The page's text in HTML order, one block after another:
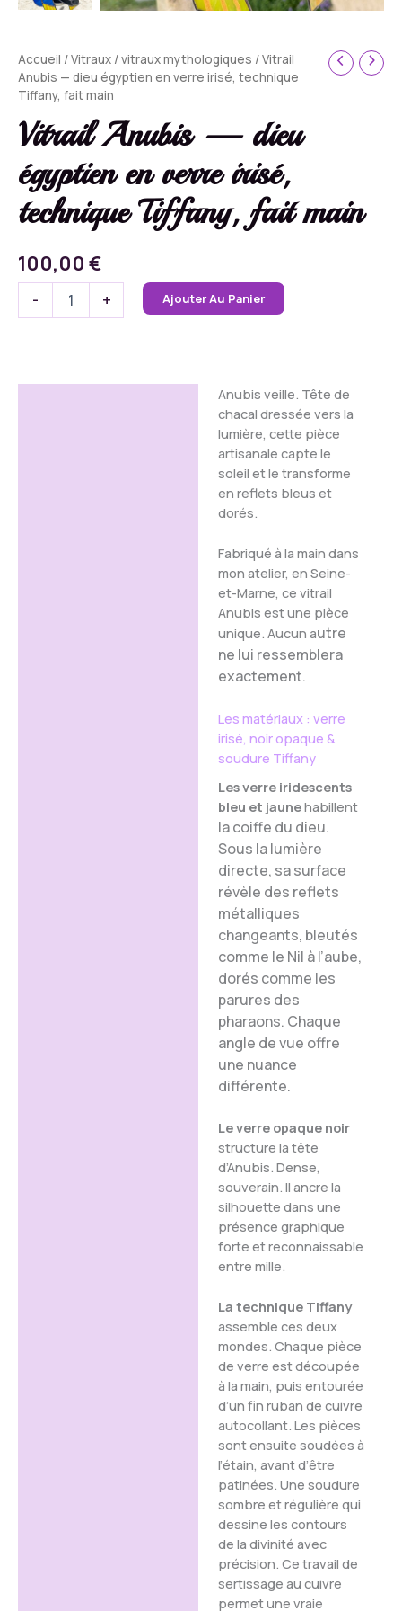
Accueil /Vitraux /vitraux mythologiques / Vitrail
Anubis — dieu égyptien en verre irisé, technique
Tiffany, fait main
Vitrail Anubis — dieu
égyptien en verre irisé,
technique Tiffany, fait main
100,00 €
-
dieu
+ Ajouter Au Panier
Anubis veille. Tête de
chacal dressée vers la
lumière, cette pièce
artisanale capte le
soleil et le transforme
en reflets bleus et
dorés.
Fabriqué à la main dans
mon atelier, en Seine-
et-Marne, ce vitrail
Anubis est une pièce
unique. Aucun autre
ne lui ressemblera
exactement.
Les matériaux : verre
irisé, noir opaque &
soudure Tiffany
Les verre iridescents
bleu et jaunehabillent
la coiffe du dieu.
Sous la lumière
directe, sa surface
révèle des reflets
métalliques
changeants, bleutés
comme le Nil à l’aube,
dorés comme les
parures des
pharaons. Chaque
angle de vue offre
une nuance
différente.
Le verre opaque noir
structure la tête
d’Anubis. Dense,
souverain. Il ancre la
silhouette dans une
présence graphique
forte et reconnaissable
entre mille.
La technique Tiffany
assemble ces deux
mondes. Chaque pièce
de verre est découpée
à la main, puis entourée
d’un fin ruban de cuivre
autocollant. Les pièces
sont ensuite soudées à
l’étain, avant d’être
patinées. Une soudure
sombre et régulière qui
dessine les contours
de la divinité avec
précision. Ce travail de
sertissage au cuivre
permet une vraie